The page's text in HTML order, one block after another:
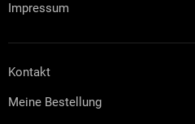
Impressum
Kontakt
Meine Bestellung